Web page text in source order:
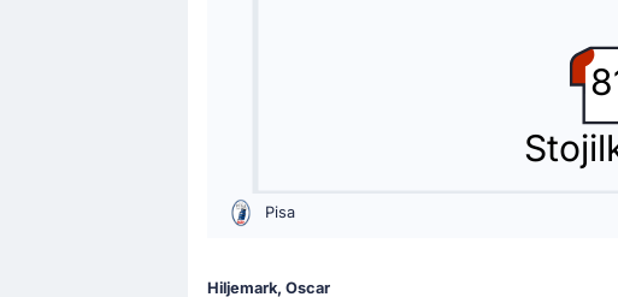
Sostituzione Pisa: esce Ebenezer Akinsanmiro
Pisa
Hiljemark, Oscar